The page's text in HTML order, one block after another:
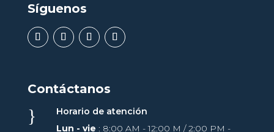
Síguenos
Contáctanos
}
Horario de atención
Lun - vie : 8:00 AM - 12:00 M / 2:00 PM -